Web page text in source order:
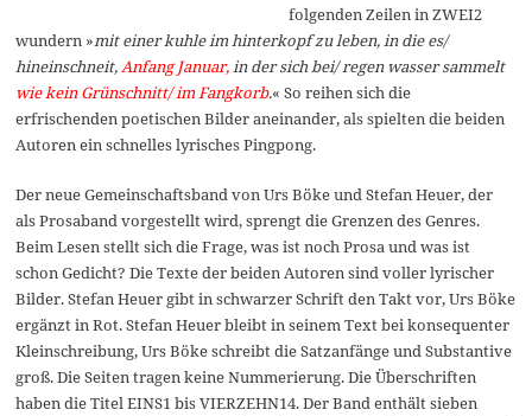
folgenden Zeilen in ZWEI2
wundern »mit einer kuhle im hinterkopf zu leben, in die es/
hineinschneit, Anfang Januar, in der sich bei/ regen wasser sammelt
wie kein Grünschnitt/ im Fangkorb.« So reihen sich die
erfrischenden poetischen Bilder aneinander, als spielten die beiden
Autoren ein schnelles lyrisches Pingpong.
Der neue Gemeinschaftsband von Urs Böke und Stefan Heuer, der
als Prosaband vorgestellt wird, sprengt die Grenzen des Genres.
Beim Lesen stellt sich die Frage, was ist noch Prosa und was ist
schon Gedicht? Die Texte der beiden Autoren sind voller lyrischer
Bilder. Stefan Heuer gibt in schwarzer Schrift den Takt vor, Urs Böke
ergänzt in Rot. Stefan Heuer bleibt in seinem Text bei konsequenter
Kleinschreibung, Urs Böke schreibt die Satzanfänge und Substantive
groß. Die Seiten tragen keine Nummerierung. Die Überschriften
haben die Titel EINS1 bis VIERZEHN14. Der Band enthält sieben